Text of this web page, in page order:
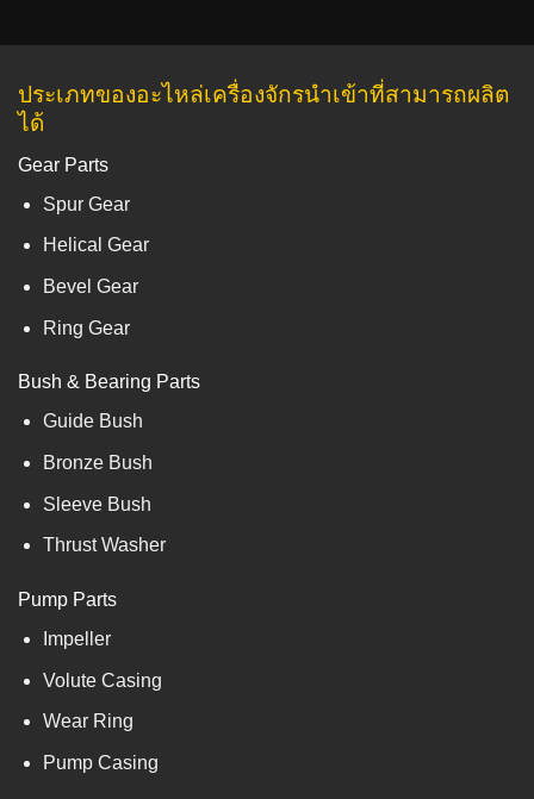
ประเภทของอะไหล่เครื่องจักรนำเข้าที่สามารถผลิต
ได้
Gear Parts
Spur Gear
Helical Gear
Bevel Gear
Ring Gear
Bush & Bearing Parts
Guide Bush
Bronze Bush
Sleeve Bush
Thrust Washer
Pump Parts
Impeller
Volute Casing
Wear Ring
Pump Casing